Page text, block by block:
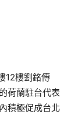
12樓劉銘傳
荷蘭駐台代表
積極促成台北